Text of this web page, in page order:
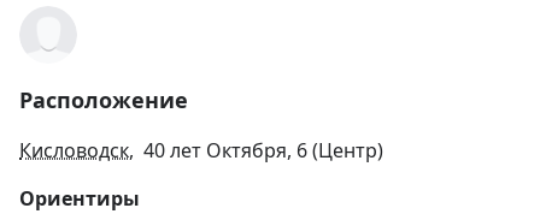
Расположение
Кисловодск, 40 лет Октября, 6 (Центр)
Ориентиры